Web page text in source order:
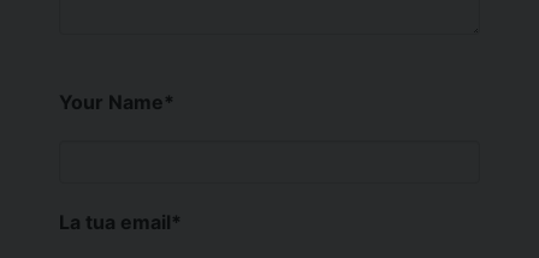
Your Name*
La tua email*